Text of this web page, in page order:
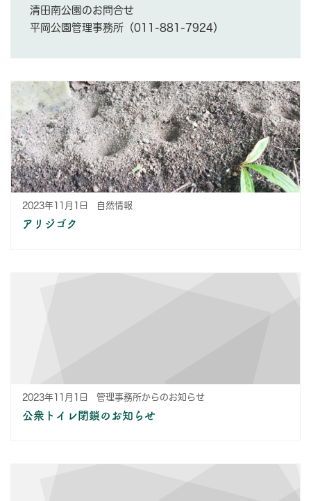
清田南公園のお問合せ
平岡公園管理事務所（011-881-7924）
2023年11月1日 自然情報
アリジゴク
2023年11月1日 管理事務所からのお知らせ
公衆トイレ閉鎖のお知らせ